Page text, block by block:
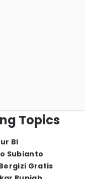
Topics
BI
Subianto
Gratis